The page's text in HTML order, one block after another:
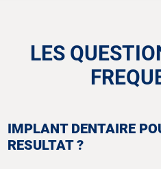
LES
IMPLANT DENTAIRE
RESULTAT ?